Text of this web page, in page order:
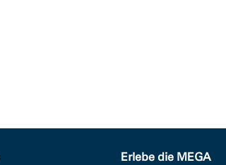
Erlebe die MEGA